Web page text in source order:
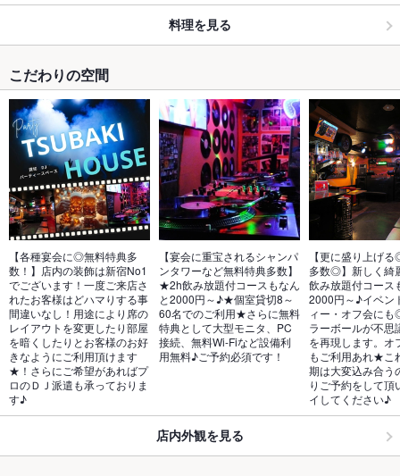
料理を見る
こだわりの空間
【各種宴会に◎無料特典多
数！】店内の装飾は新宿No1
でございます！一度ご来店さ
れたお客様はどハマりする事
間違いなし！用途により席の
レイアウトを変更したり部屋
を暗くしたりとお客様のお好
きなようにご利用頂けます
★！さらにご希望があればプ
ロのＤＪ派遣も承っておりま
す♪
【宴会に重宝されるシャンパ
ンタワーなど無料特典多数】
★2h飲み放題付コースもなん
と2000円～♪★個室貸切8～
60名でのご利用★さらに無料
特典として大型モニタ、PC
接続、無料Wi-Fiなど設備利
用無料♪ご予約必須です！
【更に盛り上げ
多数◎】新しく綺
飲み放題付コース
2000円～♪イベン
ィー・オフ会に
ラーボールが不思
を再現します。オ
もご利用あれ★こ
期は大変込み合う
りご予約をして頂
イしてください♪
店内外観を見る